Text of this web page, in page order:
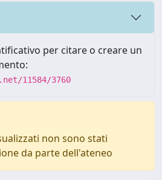
per citare o creare un
11584/3760
non sono stati
da parte dell'ateneo